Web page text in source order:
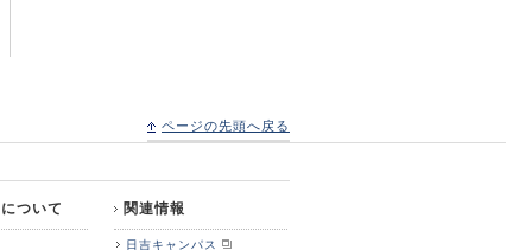
ページの先頭へ戻る
ついて 関連情報
日吉キャンパス